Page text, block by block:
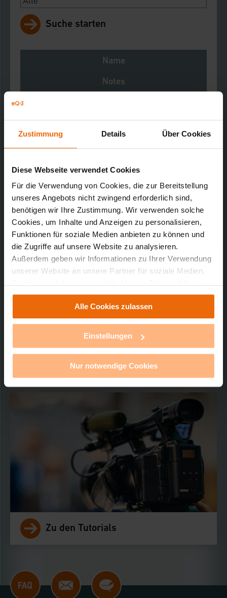
Zustimmung Details Über Cookies
Diese Webseite verwendet Cookies
Für die Verwendung von Cookies, die zur Bereitstellung
unseres Angebots nicht zwingend erforderlich sind,
benötigen wir Ihre Zustimmung. Wir verwenden solche
Cookies, um Inhalte und Anzeigen zu personalisieren,
Funktionen für soziale Medien anbieten zu können und
die Zugriffe auf unsere Website zu analysieren.
Außerdem geben wir Informationen zu Ihrer Verwendung
unserer Website an unsere Partner für soziale Medien,
diese Informationen möglicherweise mit weiteren Daten
zusammen, die Sie ihnen bereitgestellt haben oder die
sie im Rahmen Ihrer Nutzung der Dienste gesammelt
haben. Mit einem Klick auf „Alle Cookies erlauben“
vorgenannten Zwecke zu. Eine detaillierte Auflistung der
einzelnen Cookies nach Zweck und Anbieter ist durch
Klick auf den Button „Ablehnen oder Einstellungen“
abrufbar. Sie können die Verwendung nicht notwendiger
Cookies ablehnen oder ihr ganz oder teilweise
zustimmen. Ihre erteilte Zustimmung können Sie
jederzeit unter dem Link „Cookie Einstellungen“
anpassen oder widerrufen. Ihre Browser-Einstellungen
können dazu führen, dass die Einstellungen nicht
längerfristig gespeichert werden und dieses Banner
erneut angezeigt wird.
Datenschutzerklärung
Alle Cookies zulassen
Einstellungen
Nur notwendige Cookies
Suche starten
Name
Notes
HomeMatic Funk-Alarmzentrale, weiß
Kurz-Bez.: HM-Sec-Cen
05.07.2010
45,42 KB
Technischer Support
Sie benötigen technischen Support bei einem
unserer Produkte?
mehr Infos
Zu den Tutorials